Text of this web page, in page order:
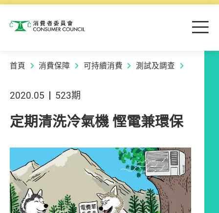
消費者委員會 目
首頁 消費保障 可持續消費 測試及調查
2020.05 523期
定期清洗冷氣機 慳電兼環保